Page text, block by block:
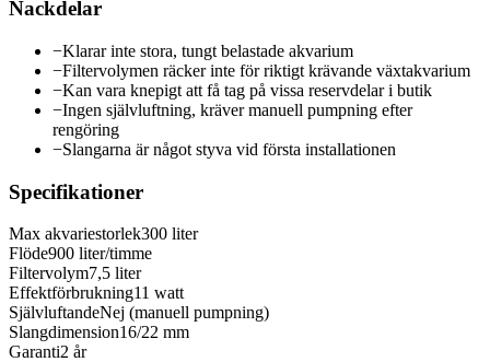
Nackdelar
−Klarar inte stora, tungt belastade akvarium
−Filtervolymen räcker inte för riktigt krävande växtakvarium
−Kan vara knepigt att få tag på vissa reservdelar i butik
−Ingen självluftning, kräver manuell pumpning efter
rengöring
−Slangarna är något styva vid första installationen
Specifikationer
Max akvariestorlek300 liter
Flöde900 liter/timme
Filtervolym7,5 liter
Effektförbrukning11 watt
SjälvluftandeNej (manuell pumpning)
Slangdimension16/22 mm
Garanti2 år